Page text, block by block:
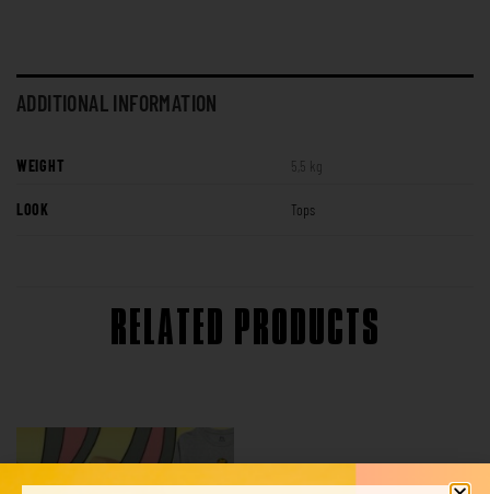
ADDITIONAL INFORMATION
WEIGHT 5,5 kg
LOOK Tops
RELATED PRODUCTS